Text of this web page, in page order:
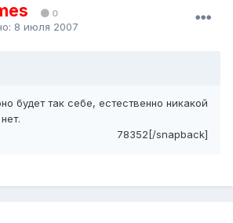
0
8 июля 2007
будет так себе, естественно никакой
78352[/snapback]